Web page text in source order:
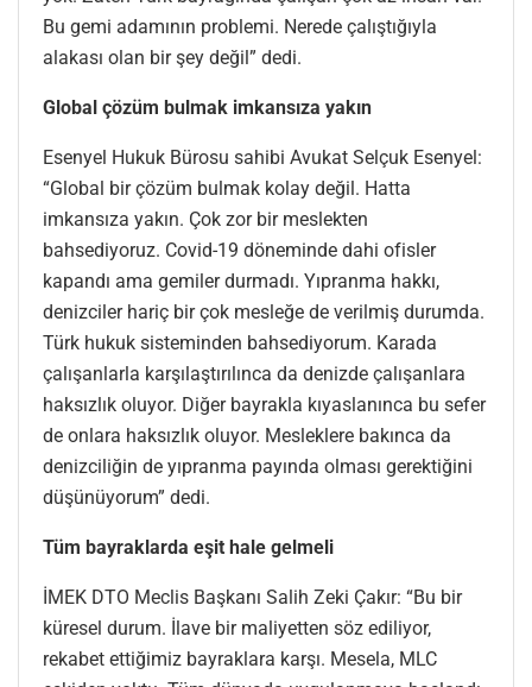
Bu gemi adamının problemi. Nerede çalıştığıyla
alakası olan bir şey değil” dedi.
Global çözüm bulmak imkansıza yakın
Esenyel Hukuk Bürosu sahibi Avukat Selçuk Esenyel:
“Global bir çözüm bulmak kolay değil. Hatta
imkansıza yakın. Çok zor bir meslekten
bahsediyoruz. Covid-19 döneminde dahi ofisler
kapandı ama gemiler durmadı. Yıpranma hakkı,
denizciler hariç bir çok mesleğe de verilmiş durumda.
Türk hukuk sisteminden bahsediyorum. Karada
çalışanlarla karşılaştırılınca da denizde çalışanlara
haksızlık oluyor. Diğer bayrakla kıyaslanınca bu sefer
de onlara haksızlık oluyor. Mesleklere bakınca da
denizciliğin de yıpranma payında olması gerektiğini
düşünüyorum” dedi.
Tüm bayraklarda eşit hale gelmeli
İMEK DTO Meclis Başkanı Salih Zeki Çakır: “Bu bir
küresel durum. İlave bir maliyetten söz ediliyor,
rekabet ettiğimiz bayraklara karşı. Mesela, MLC